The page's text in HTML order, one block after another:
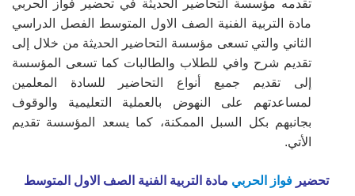
تقدمه مؤسسة التحاضير الحديثة في تحضير فواز الحربي
مادة التربية الفنية الصف الاول المتوسط الفصل الدراسي
الثاني والتي تسعى مؤسسة التحاضير الحديثة من خلال إلى
تقديم شرح وافي للطلاب والطالبات كما تسعى المؤسسة
إلى تقديم جميع أنواع التحاضير للسادة المعلمين
لمساعدتهم على النهوض بالعملية التعليمية والوقوف
بجانبهم بكل السبل الممكنة، كما يسعد المؤسسة تقديم
الأتي.
تحضيرفواز الحربي مادة التربية الفنية الصف الاول المتوسط